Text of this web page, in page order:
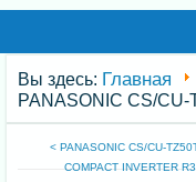
Вы здесь: Главная
PANASONIC CS/
< PANASONIC CS/CU-
COMPACT INVERTER